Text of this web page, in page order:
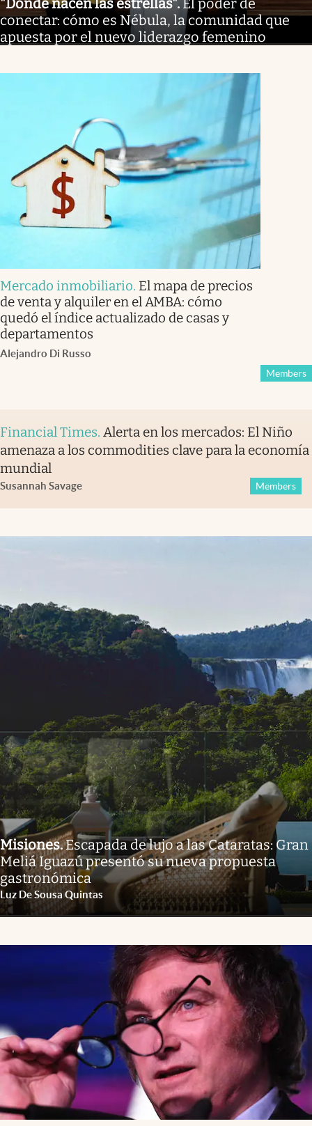
"Donde nacen las estrellas". El poder de
conectar: cómo es Nébula, la comunidad que
apuesta por el nuevo liderazgo femenino
Mercado inmobiliario. El mapa de precios
de venta y alquiler en el AMBA: cómo
quedó el índice actualizado de casas y
departamentos
Alejandro Di Russo
Members
Financial Times. Alerta en los mercados: El Niño
amenaza a los commodities clave para la economía
mundial
Susannah Savage Members
Misiones.Escapada de lujo a las Cataratas: Gran
Meliá Iguazú presentó su nueva propuesta
gastronómica
Luz De Sousa Quintas